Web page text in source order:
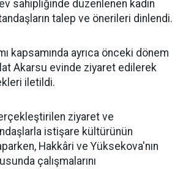
sahipliğinde düzenlenen kadın
talep ve önerileri dinlendi.
kapsamında ayrıca önceki dönem
Akarsu evinde ziyaret edilerek
iletildi.
ziyaret ve
istişare kültürünün
Hakkâri ve Yüksekova'nın
çalışmalarını